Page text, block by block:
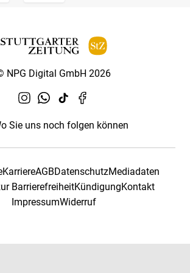
NPG Digital GmbH 2026
Sie uns noch folgen können
KarriereAGBDatenschutzMediadaten
BarrierefreiheitKündigungKontakt
ImpressumWiderruf